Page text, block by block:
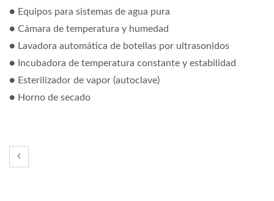
● Equipos para sistemas de agua pura
● Cámara de temperatura y humedad
● Lavadora automática de botellas por ultrasonidos
● Incubadora de temperatura constante y estabilidad
● Esterilizador de vapor (autoclave)
● Horno de secado